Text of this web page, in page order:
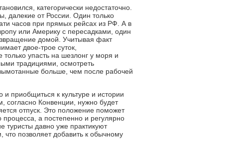
категорически недостаточно.
далекие от России. Один только
часов при прямых рейсах из РФ. А в
или Америку с пересадками, один
домой. Учитывая факт
двое-трое суток,
только упасть на шезлонг у моря и
традициями, осмотреть
больше, чем после рабочей
и приобщиться к культуре и истории
согласно Конвенции, нужно будет
отпуск. Это положение поможет
а постепенно и регулярно
туристы давно уже практикуют
позволяет добавить к обычному